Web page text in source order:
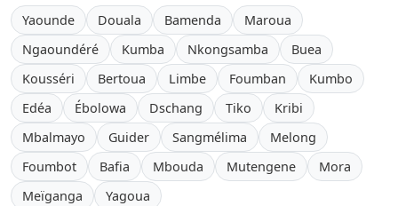
Yaounde Douala Bamenda
Maroua
Ngaoundéré
Kumba Nkongsamba
Buea
Kousséri
Bertoua Limbe Foumban
Kumbo
Edéa
Ébolowa Dschang Tiko
Kribi
Mbalmayo
Guider Sangmélima
Melong
Foumbot
Bafia Mbouda Mutengene
Mora
Meïganga
Yagoua